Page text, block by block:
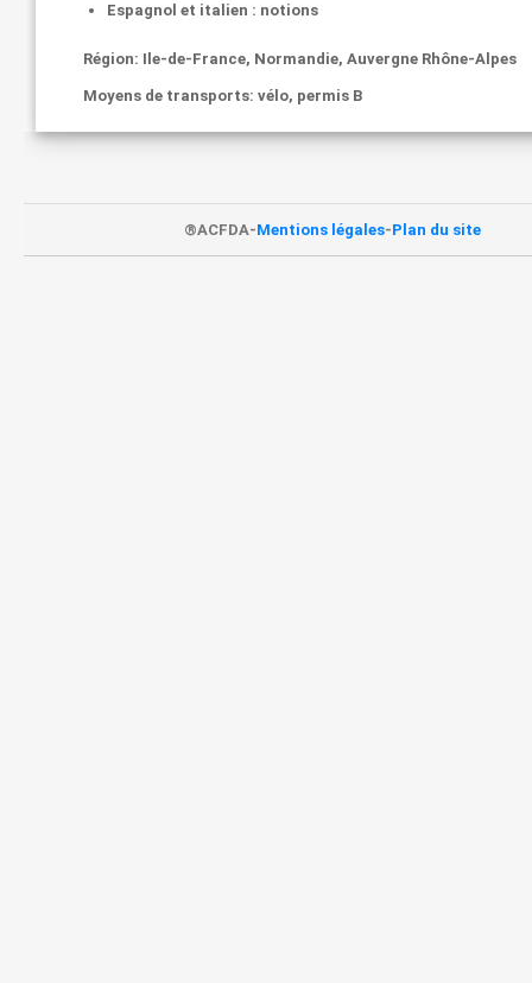
Espagnol et italien : notions
Région: Ile-de-France, Normandie, Auvergne Rhône-Alpes
Moyens de transports: vélo, permis B
®ACFDA-Mentions légales-Plan du site